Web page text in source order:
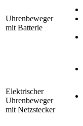
Uhrenbeweger
mit Batterie
Elektrischer
Uhrenbeweger
mit Netzstecker